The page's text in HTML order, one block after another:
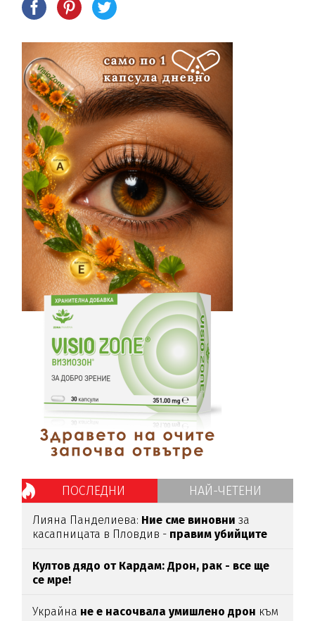
ПОСЛЕДНИ НАЙ-ЧЕТЕНИ
Лияна Панделиева: Ние сме виновниза
касапницата в Пловдив - правим убийците
Култов дядо от Кардам: Дрон, рак - все ще
се мре!
Украйна не е насочвала умишлено дрон към